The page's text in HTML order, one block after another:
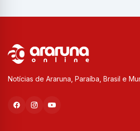
Notícias de Araruna, Paraíba, Brasil e